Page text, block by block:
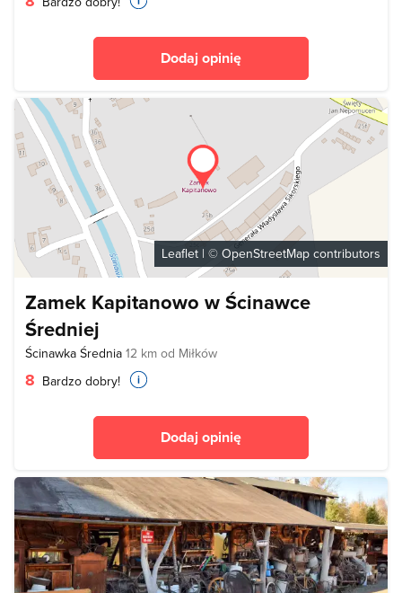
Dodaj opinię
Leaflet | © OpenStreetMap contributors
Zamek Kapitanowo w Ścinawce
Średniej
Ścinawka Średnia 12 km od Miłków
8 Bardzo dobry!
Dodaj opinię